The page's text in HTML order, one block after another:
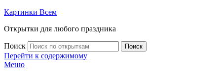
Картинки Всем
Открытки для любого праздника
Поиск Поиск
Перейти к содержимому
Меню